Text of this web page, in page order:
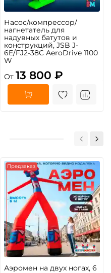
Насос/компрессор/
нагнетатель для
надувных батутов и
конструкций, JSB J-
6E/FJ2-38C AeroDrive 1100
W
От 13 800 ₽
Предзаказ
Аэромен на двух ногах, 6